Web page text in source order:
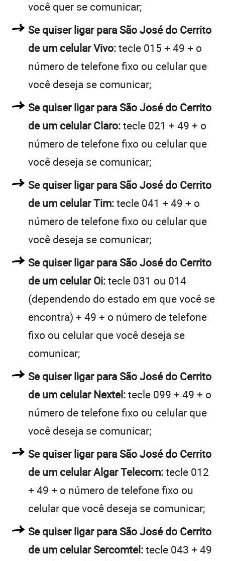
você quer se comunicar;
Se quiser ligar para São José do Cerrito
de um celular Vivo:tecle 015 + 49 + o
número de telefone fixo ou celular que
você deseja se comunicar;
Se quiser ligar para São José do Cerrito
de um celular Claro:tecle 021 + 49 + o
número de telefone fixo ou celular que
você deseja se comunicar;
Se quiser ligar para São José do Cerrito
de um celular Tim:tecle 041 + 49 + o
número de telefone fixo ou celular que
você deseja se comunicar;
Se quiser ligar para São José do Cerrito
de um celular Oi:tecle 031 ou 014
(dependendo do estado em que você se
encontra) + 49 + o número de telefone
fixo ou celular que você deseja se
comunicar;
Se quiser ligar para São José do Cerrito
de um celular Nextel:tecle 099 + 49 + o
número de telefone fixo ou celular que
você deseja se comunicar;
Se quiser ligar para São José do Cerrito
de um celular Algar Telecom:tecle 012
+ 49 + o número de telefone fixo ou
celular que você deseja se comunicar;
Se quiser ligar para São José do Cerrito
de um celular Sercomtel:tecle 043 + 49